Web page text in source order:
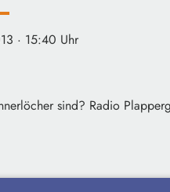
· 15:40 Uhr
sind? Radio